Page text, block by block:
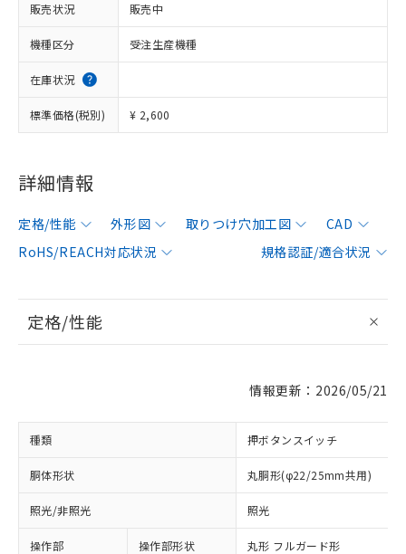
販売状況 販売中
機種区分 受注生産機種
在庫状況
標準価格(税別) ¥ 2,600
詳細情報
定格/性能 外形図 取りつけ穴加工図
CAD
RoHS/REACH対応状況
規格認証/適合状況
定格/性能
情報更新：2026/05/21
種類 押ボタンスイッチ
胴体形状 丸胴形(φ22/25mm共用)
照光/非照光 照光
操作部 操作部形状 丸形 フルガード形